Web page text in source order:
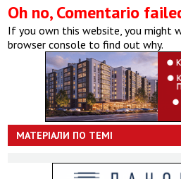
Oh no, Comentario
If you own this website, you might
browser console to find out why.
МАТЕРІАЛИ ПО ТЕМІ